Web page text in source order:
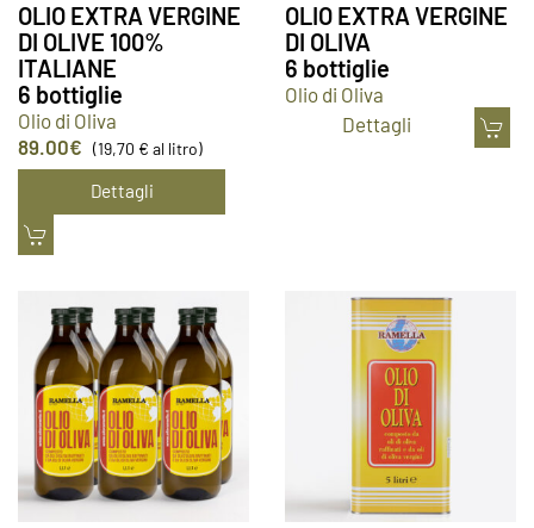
OLIO EXTRA VERGINE
DI OLIVE 100%
ITALIANE
6 bottiglie
Olio di Oliva
89.00€ (19,70 € al litro)
Dettagli
OLIO EXTRA VERGINE
DI OLIVA
6 bottiglie
Olio di Oliva
Dettagli